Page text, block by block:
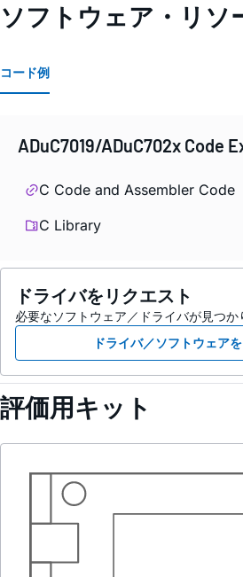
ソフトウェア・リソ
コード例
ADuC7019/ADuC702x Code
C Code and Assembler Code
C Library
ドライバをリクエスト
必要なソフトウェア／ドライバが見つか
ドライバ／ソフトウェア
評価用キット